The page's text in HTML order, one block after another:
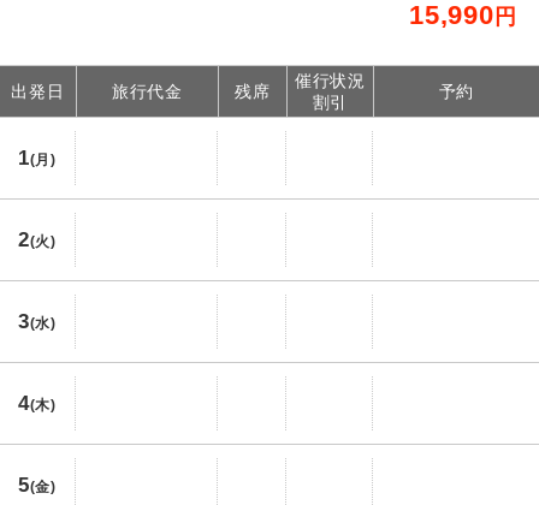
15,990 円
出発日 旅行代金 残席
催行状況
割引
予約
1(月)
2(火)
3(水)
4(木)
5(金)